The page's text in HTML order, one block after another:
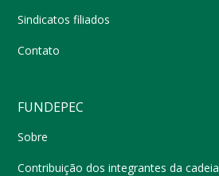
Sindicatos filiados
Contato
FUNDEPEC
Sobre
Contribuição dos integrantes da cadeia